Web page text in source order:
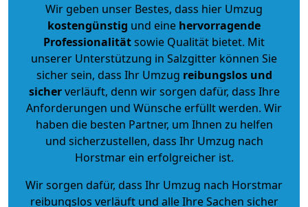
Wir geben unser Bestes, dass hier Umzug
kostengünstig und eine hervorragende
Professionalitätsowie Qualität bietet. Mit
unserer Unterstützung in Salzgitter können Sie
sicher sein, dass Ihr Umzug reibungslos und
sicherverläuft, denn wir sorgen dafür, dass Ihre
Anforderungen und Wünsche erfüllt werden. Wir
haben die besten Partner, um Ihnen zu helfen
und sicherzustellen, dass Ihr Umzug nach
Horstmar ein erfolgreicher ist.
Wir sorgen dafür, dass Ihr Umzug nach Horstmar
reibungslos verläuft und alle Ihre Sachen sicher